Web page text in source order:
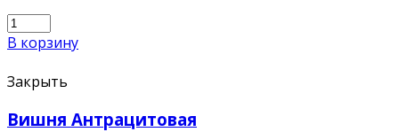
В корзину
Закрыть
Вишня Антрацитовая